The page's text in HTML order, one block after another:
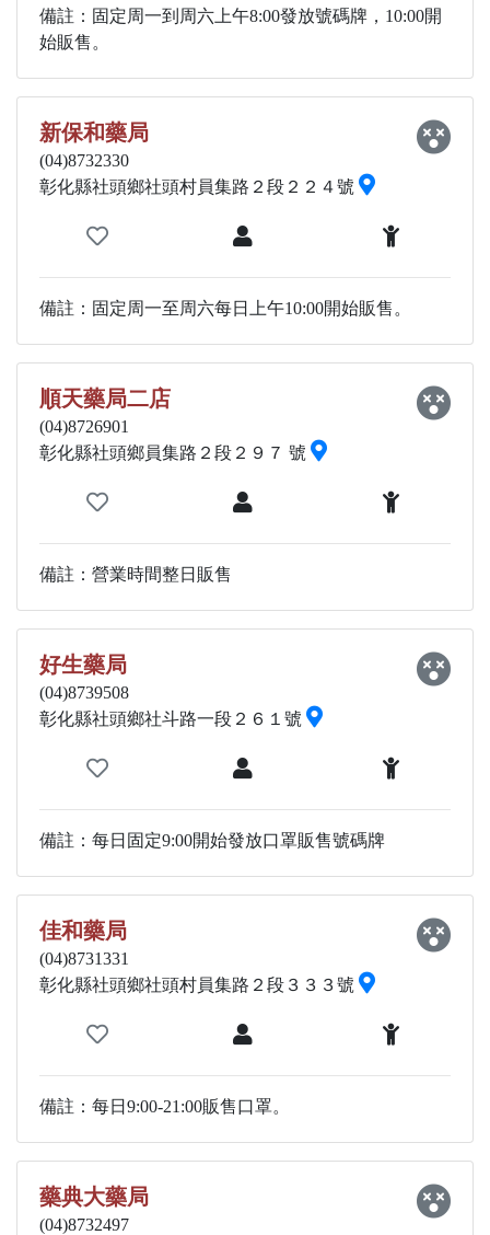
備註：固定周一到周六上午8:00發放號碼牌，10:00開
始販售。
新保和藥局
(04)8732330
彰化縣社頭鄉社頭村員集路２段２２４號
備註：固定周一至周六每日上午10:00開始販售。
順天藥局二店
(04)8726901
彰化縣社頭鄉員集路２段２９７ 號
備註：營業時間整日販售
好生藥局
(04)8739508
彰化縣社頭鄉社斗路一段２６１號
備註：每日固定9:00開始發放口罩販售號碼牌
佳和藥局
(04)8731331
彰化縣社頭鄉社頭村員集路２段３３３號
備註：每日9:00-21:00販售口罩。
藥典大藥局
(04)8732497